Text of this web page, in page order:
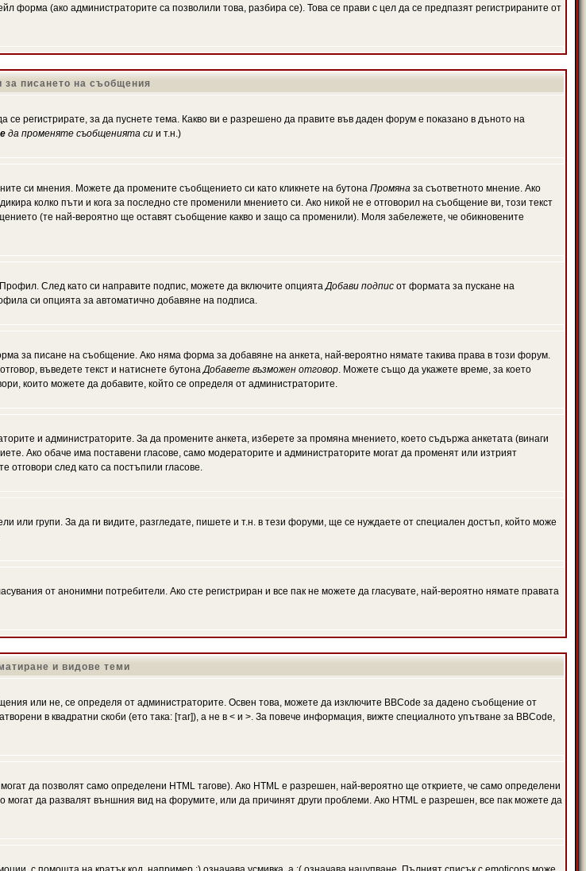
форма (ако администраторите са позволили това, разбира се). Това се прави с цел да се предпазят регистрираните от
за писането на съобщения
регистрирате, за да пуснете тема. Какво ви е разрешено да правите във даден форум е показано в дъното на
да променяте съобщенията си и т.н.)
си мнения. Можете да промените съобщението си като кликнете на бутона Промяна за съответното мнение. Ако
колко пъти и кога за последно сте променили мнението си. Ако никой не е отговорил на съобщение ви, този текст
(те най-вероятно ще оставят съобщение какво и защо са променили). Моля забележете, че обикновените
След като си направите подпис, можете да включите опциятаДобави подпис от формата за пускане на
си опцията за автоматично добавяне на подписа.
за писане на съобщение. Ако няма форма за добавяне на анкета, най-вероятно нямате такива права в този форум.
въведете текст и натиснете бутонаДобавете възможен отговор. Можете също да укажете време, за което
които можете да добавите, който се определя от администраторите.
и администраторите. За да промените анкета, изберете за промяна мнението, което съдържа анкетата (винаги
Ако обаче има поставени гласове, само модераторите и администраторите могат да променят или изтрият
отговори след като са постъпили гласове.
групи. За да ги видите, разгледате, пишете и т.н. в тези форуми, ще се нуждаете от специален достъп, който може
от анонимни потребители. Ако сте регистриран и все пак не можете да гласувате, най-вероятно нямате правата
и видове теми
или не, се определя от администраторите. Освен това, можете да изключите BBCode за дадено съобщение от
в квадратни скоби (ето така: [таг]), а не в < и >. За повече информация, вижте специалното упътване за BBCode,
да позволят само определени HTML тагове). Ако HTML е разрешен, най-вероятно ще откриете, че само определени
могат да развалят външния вид на форумите, или да причинят други проблеми. Ако HTML е разрешен, все пак можете да